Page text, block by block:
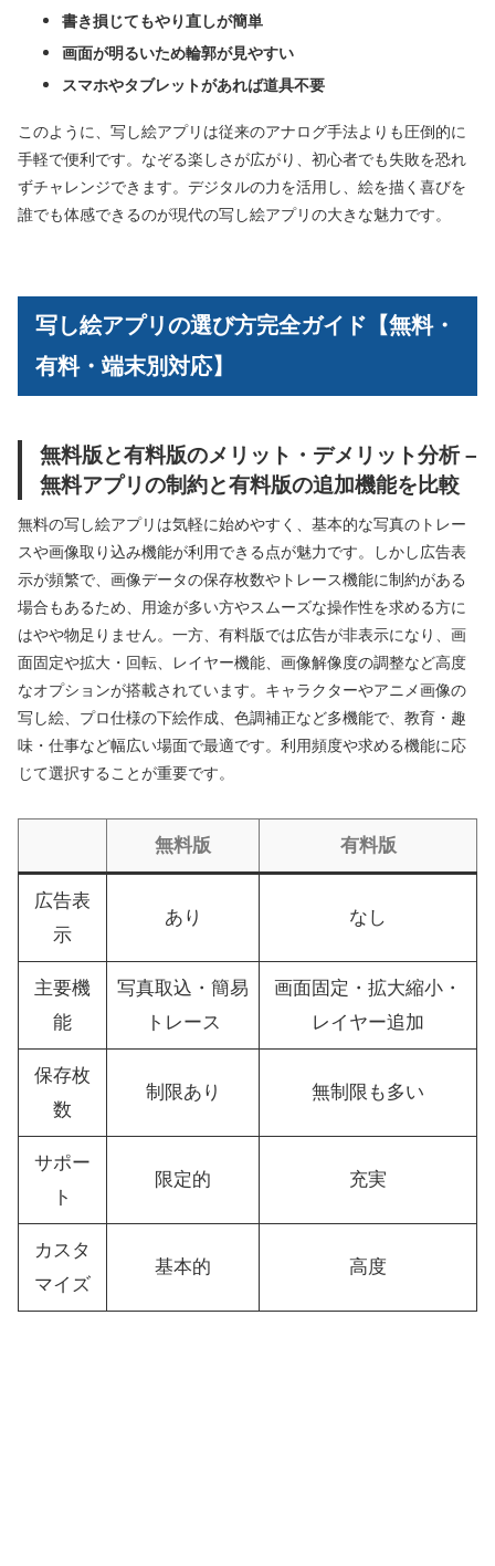
書き損じてもやり直しが簡単
画面が明るいため輪郭が見やすい
スマホやタブレットがあれば道具不要
このように、写し絵アプリは従来のアナログ手法よりも圧倒的に
手軽で便利です。なぞる楽しさが広がり、初心者でも失敗を恐れ
ずチャレンジできます。デジタルの力を活用し、絵を描く喜びを
誰でも体感できるのが現代の写し絵アプリの大きな魅力です。
写し絵アプリの選び方完全ガイド【無料・
有料・端末別対応】
無料版と有料版のメリット・デメリット分析 –
無料アプリの制約と有料版の追加機能を比較
無料の写し絵アプリは気軽に始めやすく、基本的な写真のトレー
スや画像取り込み機能が利用できる点が魅力です。しかし広告表
示が頻繁で、画像データの保存枚数やトレース機能に制約がある
場合もあるため、用途が多い方やスムーズな操作性を求める方に
はやや物足りません。一方、有料版では広告が非表示になり、画
面固定や拡大・回転、レイヤー機能、画像解像度の調整など高度
なオプションが搭載されています。キャラクターやアニメ画像の
写し絵、プロ仕様の下絵作成、色調補正など多機能で、教育・趣
味・仕事など幅広い場面で最適です。利用頻度や求める機能に応
じて選択することが重要です。
無料版 有料版
広告表
示
あり なし
主要機
能
写真取込・簡易
トレース
画面固定・拡大縮小・
レイヤー追加
保存枚
数
制限あり 無制限も多い
サポー
ト
限定的 充実
カスタ
マイズ
基本的 高度